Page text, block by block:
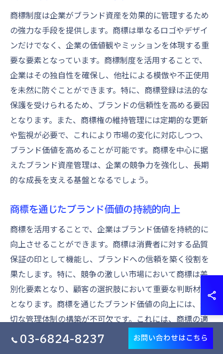
商標制度は企業がブランド資産を効果的に管理するため
の強力な手段を提供します。商標は単なるロゴやデザイ
ンだけでなく、企業の価値観やミッションを体現する重
要な要素となっています。商標制度を活用することで、
企業はその独自性を確保し、他社による模倣や不正使用
を未然に防ぐことができます。特に、商標登録は法的な
保護を受けられるため、ブランドの信頼性を高める要因
となります。また、商標権の維持管理には定期的な更新
や監視が必要で、これにより市場の変化に対応しつつ、
ブランド価値を高めることが可能です。商標を中心に据
えたブランド資産管理は、企業の競争力を強化し、長期
的な成長を支える基盤となるでしょう。
商標を通じたブランド価値の持続的向上
商標を活用することで、企業はブランド価値を持続的に
向上させることができます。商標は消費者に対する品質
保証の印として機能し、ブランドへの信頼を築く役割を
果たします。特に、競争の激しい市場において商標は差
別化要素となり、顧客の選択肢において重要な判断材料
となります。商標を通じたブランド価値の向上には、適
切な管理体制の構築が不可欠です。これには、商標の適
時な更新や侵害行為の監視、そして従業員全体での商標
に対する意識の向上が含まれます。さらに、商標に基づ
03-6824-8237 お問い合わせはこちら